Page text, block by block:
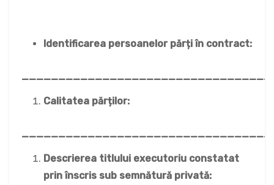
Identificarea persoanelor părți în contract:
Calitatea părților:
Descrierea titlului executoriu constatat
prin înscris sub semnătură privată: